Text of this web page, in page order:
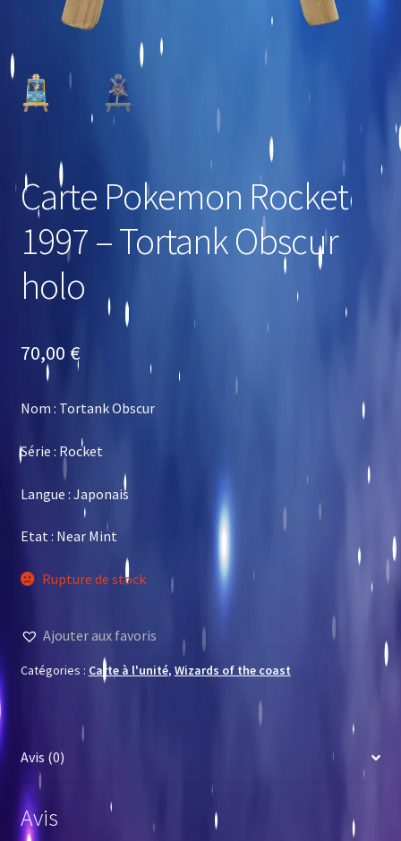
Carte Pokemon Rocket
1997 – Tortank Obscur
holo
70,00 €
Nom : Tortank Obscur
Série : Rocket
Langue : Japonais
Etat : Near Mint
Rupture de stock
Ajouter aux favoris
Catégories : Carte à l'unité, Wizards of the coast
Avis (0)
Avis